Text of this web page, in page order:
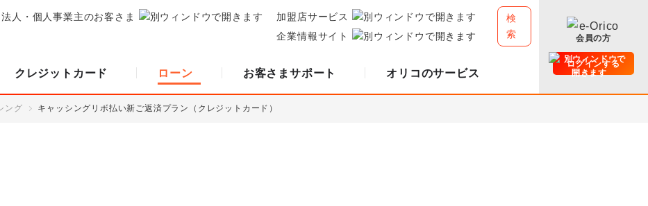
法人・個人事業主のお客さま
加盟店サービス
企業情報サイト
検
索
クレジットカード ローン お客さまサポート オリコのサービス
会員の方
ログインする
ング キャッシングリボ払い新ご返済プラン（クレジットカード）